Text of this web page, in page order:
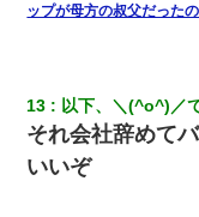
兄の新しい嫁がやらか
中途採用のAが部長か
ていき、1時間後に号
義兄嫁「娘が大学に入
ップが母方の叔父だった
13 以下、＼(^o^)／
それ会社辞めて
いいぞ